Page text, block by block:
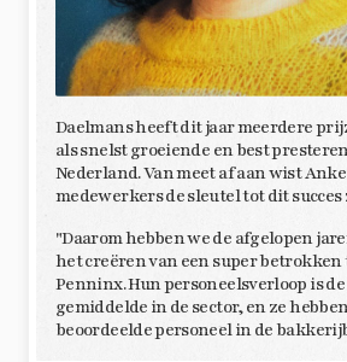
Daelmans heeft dit jaar meerdere
als snelst groeiende en best
Nederland. Van meet af aan wist
medewerkers de sleutel tot dit
"Daarom hebben we de afgelopen
het creëren van een super betrokken
Penninx. Hun personeelsverloop is
gemiddelde in de sector, en ze
beoordeelde personeel in de